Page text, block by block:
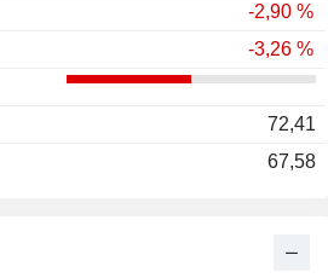
-2,90 %
-3,26 %
72,41
67,58
-0,94 %